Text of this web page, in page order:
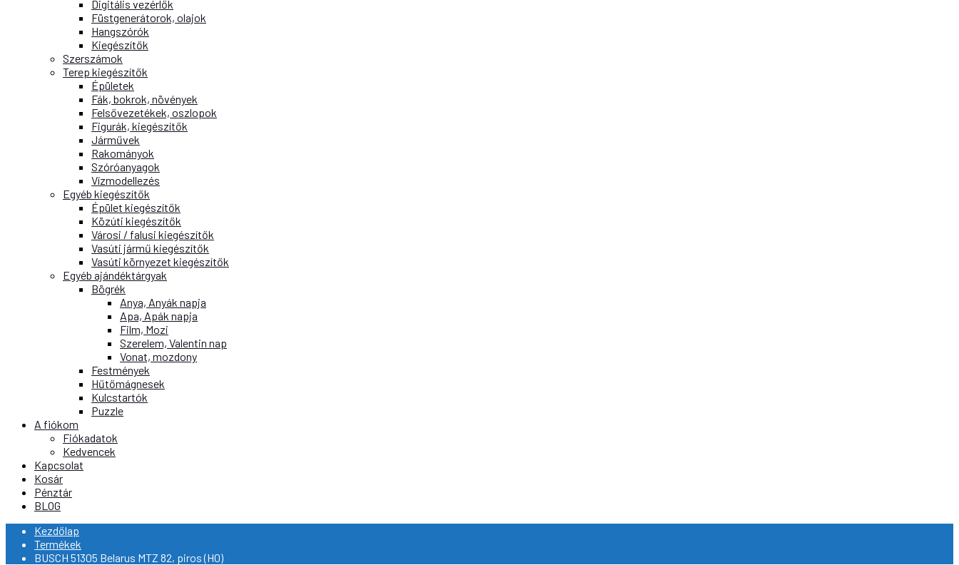
Digitális vezérlők
Füstgenerátorok, olajok
Hangszórók
Kiegészítők
Szerszámok
Terep kiegészítők
Épületek
Fák, bokrok, növények
Felsővezetékek, oszlopok
Figurák, kiegészítők
Járművek
Rakományok
Szóróanyagok
Vízmodellezés
Egyéb kiegészítők
Épület kiegészítők
Közúti kiegészítők
Városi / falusi kiegészítők
Vasúti jármű kiegészítők
Vasúti környezet kiegészítők
Egyéb ajándéktárgyak
Bögrék
Anya, Anyák napja
Apa, Apák napja
Film, Mozi
Szerelem, Valentin nap
Vonat, mozdony
Festmények
Hűtőmágnesek
Kulcstartók
Puzzle
A fiókom
Fiókadatok
Kedvencek
Kapcsolat
Kosár
Pénztár
BLOG
Kezdőlap
Termékek
BUSCH 51305 Belarus MTZ 82, piros (H0)